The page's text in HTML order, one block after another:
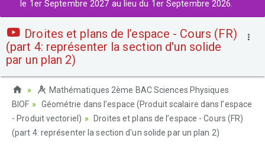
le 1er Septembre 2027 au lieu du 1er Septembre 2026.
Droites et plans de l’espace - Cours (FR)
(part 4: représenter la section d'un solide
par un plan 2)
Mathématiques 2ème BAC Sciences Physiques
BIOF
Géométrie dans l’espace (Produit scalaire dans l’espace
- Produit vectoriel)
Droites et plans de l’espace - Cours (FR)
(part 4: représenter la section d'un solide par un plan 2)